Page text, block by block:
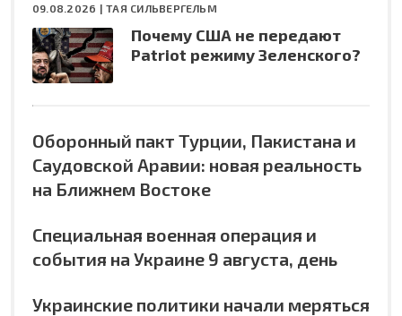
09.08.2026 |ТАЯ СИЛЬВЕРГЕЛЬМ
Почему США не передают
Patriot режиму Зеленского?
Оборонный пакт Турции, Пакистана и
Саудовской Аравии: новая реальность
на Ближнем Востоке
Специальная военная операция и
события на Украине 9 августа, день
Украинские политики начали меряться